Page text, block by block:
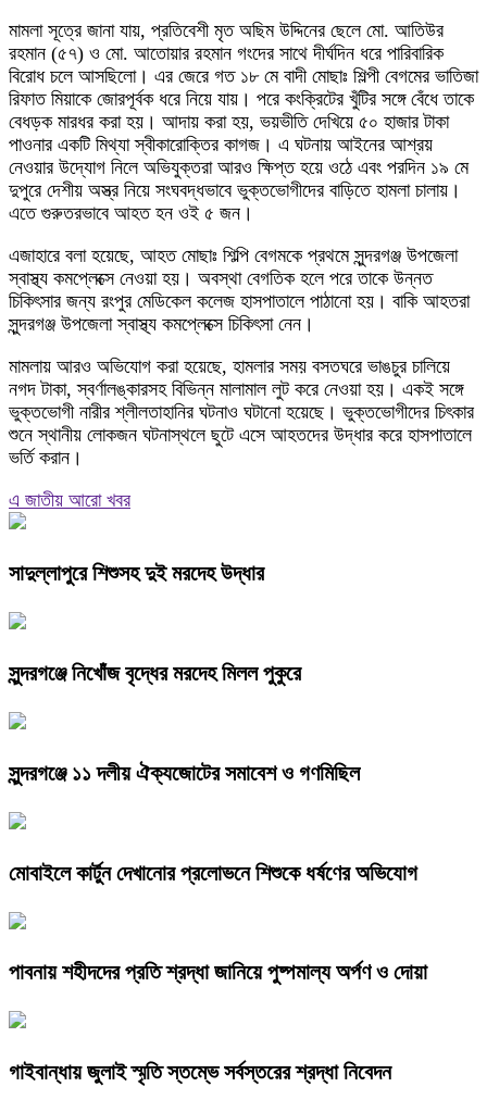
মামলা সূত্রে জানা যায়, প্রতিবেশী মৃত অছিম উদ্দিনের ছেলে মো. আতিউর
রহমান (৫৭) ও মো. আতোয়ার রহমান গংদের সাথে দীর্ঘদিন ধরে পারিবারিক
বিরোধ চলে আসছিলো। এর জেরে গত ১৮ মে বাদী মোছাঃ শিল্পী বেগমের ভাতিজা
রিফাত মিয়াকে জোরপূর্বক ধরে নিয়ে যায়। পরে কংক্রিটের খুঁটির সঙ্গে বেঁধে তাকে
বেধড়ক মারধর করা হয়। আদায় করা হয়, ভয়ভীতি দেখিয়ে ৫০ হাজার টাকা
পাওনার একটি মিথ্যা স্বীকারোক্তির কাগজ। এ ঘটনায় আইনের আশ্রয়
নেওয়ার উদ্যোগ নিলে অভিযুক্তরা আরও ক্ষিপ্ত হয়ে ওঠে এবং পরদিন ১৯ মে
দুপুরে দেশীয় অস্ত্র নিয়ে সংঘবদ্ধভাবে ভুক্তভোগীদের বাড়িতে হামলা চালায়।
এতে গুরুতরভাবে আহত হন ওই ৫ জন।
এজাহারে বলা হয়েছে, আহত মোছাঃ শিল্পি বেগমকে প্রথমে সুন্দরগঞ্জ উপজেলা
স্বাস্থ্য কমপ্লেক্সে নেওয়া হয়। অবস্থা বেগতিক হলে পরে তাকে উন্নত
চিকিৎসার জন্য রংপুর মেডিকেল কলেজ হাসপাতালে পাঠানো হয়। বাকি আহতরা
সুন্দরগঞ্জ উপজেলা স্বাস্থ্য কমপ্লেক্সে চিকিৎসা নেন।
মামলায় আরও অভিযোগ করা হয়েছে, হামলার সময় বসতঘরে ভাঙচুর চালিয়ে
নগদ টাকা, স্বর্ণালঙ্কারসহ বিভিন্ন মালামাল লুট করে নেওয়া হয়। একই সঙ্গে
ভুক্তভোগী নারীর শ্লীলতাহানির ঘটনাও ঘটানো হয়েছে। ভুক্তভোগীদের চিৎকার
শুনে স্থানীয় লোকজন ঘটনাস্থলে ছুটে এসে আহতদের উদ্ধার করে হাসপাতালে
ভর্তি করান।
এ জাতীয় আরো খবর
সাদুল্লাপুরে শিশুসহ দুই মরদেহ উদ্ধার
সুন্দরগঞ্জে নিখোঁজ বৃদ্ধের মরদেহ মিলল পুকুরে
সুন্দরগঞ্জে ১১ দলীয় ঐক্যজোটের সমাবেশ ও গণমিছিল
মোবাইলে কার্টুন দেখানোর প্রলোভনে শিশুকে ধর্ষণের অভিযোগ
পাবনায় শহীদদের প্রতি শ্রদ্ধা জানিয়ে পুষ্পমাল্য অর্পণ ও দোয়া
গাইবান্ধায় জুলাই স্মৃতি স্তম্ভে সর্বস্তরের শ্রদ্ধা নিবেদন